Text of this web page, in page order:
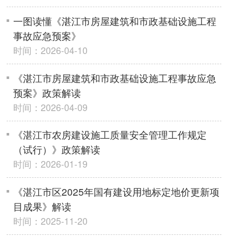
一图读懂《湛江市房屋建筑和市政基础设施工程
事故应急预案》
时间：2026-04-10
《湛江市房屋建筑和市政基础设施工程事故应急
预案》政策解读
时间：2026-04-09
《湛江市农房建设施工质量安全管理工作规定
（试行）》政策解读
时间：2026-01-19
《湛江市区2025年国有建设用地标定地价更新项
目成果》解读
时间：2025-11-20